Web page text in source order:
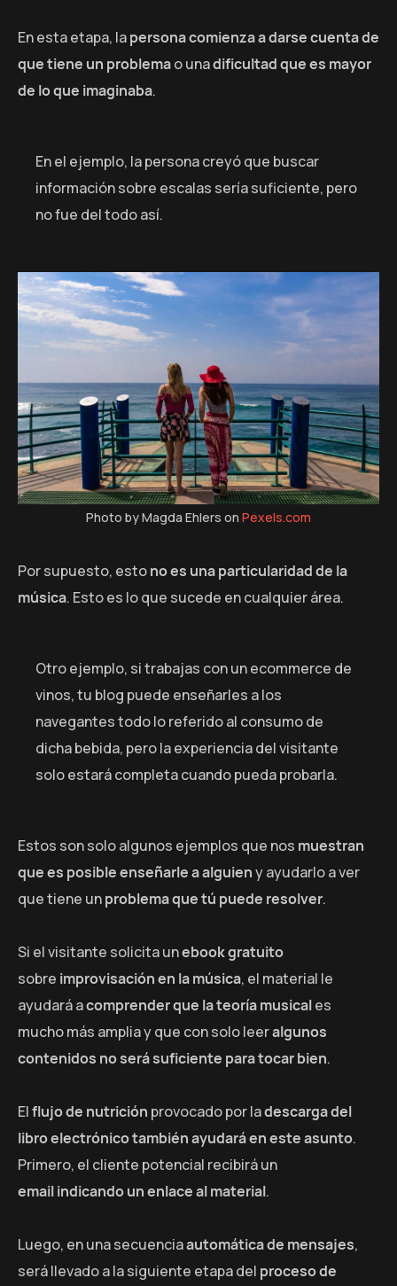
En esta etapa, lapersona comienza a darse cuenta de
que tiene un problemao unadificultad que es mayor
de lo que imaginaba.
En el ejemplo, la persona creyó que buscar
información sobre escalas sería suficiente, pero
no fue del todo así.
Photo by Magda Ehlers on Pexels.com
Por supuesto, estono es una particularidad de la
música. Esto es lo que sucede en cualquier área.
Otro ejemplo, si trabajas con un ecommerce de
vinos, tu blog puede enseñarles a los
navegantes todo lo referido al consumo de
dicha bebida, pero la experiencia del visitante
solo estará completa cuando pueda probarla.
Estos son solo algunos ejemplos que nos muestran
que es posible enseñarle a alguieny ayudarlo a ver
que tiene unproblema que tú puede resolver.
Si el visitante solicita unebook gratuito
sobre improvisación en la música, el material le
ayudará acomprender que la teoría musicales
mucho más amplia y que con solo leeralgunos
contenidos no será suficiente para tocar bien.
Elflujo de nutrición provocado por ladescarga del
libro electrónico también ayudará en este asunto.
Primero, el cliente potencial recibirá un
email indicando un enlace al material.
Luego, en una secuenciaautomática de mensajes,
será llevado a la siguiente etapa del proceso de